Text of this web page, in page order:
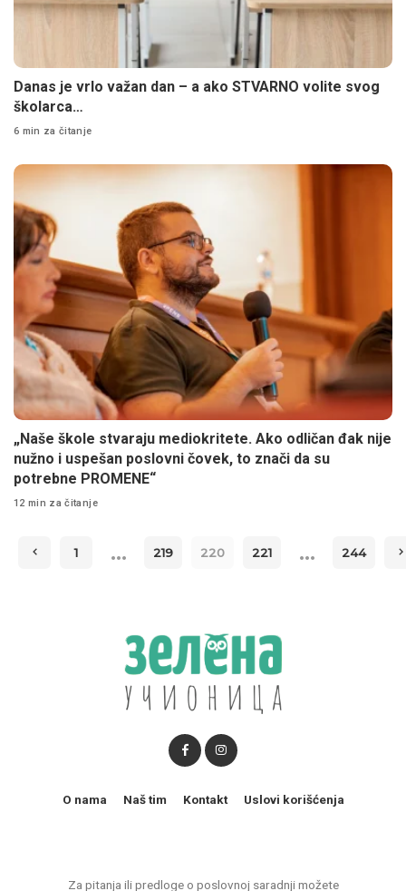
Danas je vrlo važan dan – a ako STVARNO volite svog
školarca…
6 min za čitanje
„Naše škole stvaraju mediokritete. Ako odličan đak nije
nužno i uspešan poslovni čovek, to znači da su
potrebne PROMENE“
12 min za čitanje
1 … 219 220 221 … 244
Za pitanja ili predloge o poslovnoj saradnji možete
O nama Naš tim Kontakt Uslovi korišćenja